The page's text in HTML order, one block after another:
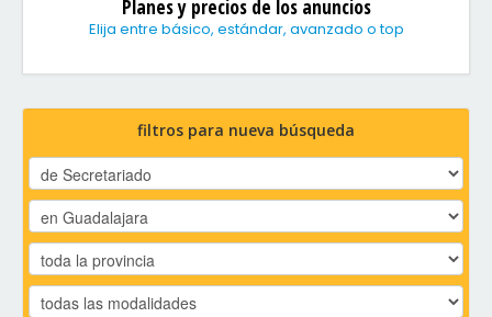
Planes y precios de los anuncios
Elija entre básico, estándar, avanzado o top
filtros para nueva búsqueda